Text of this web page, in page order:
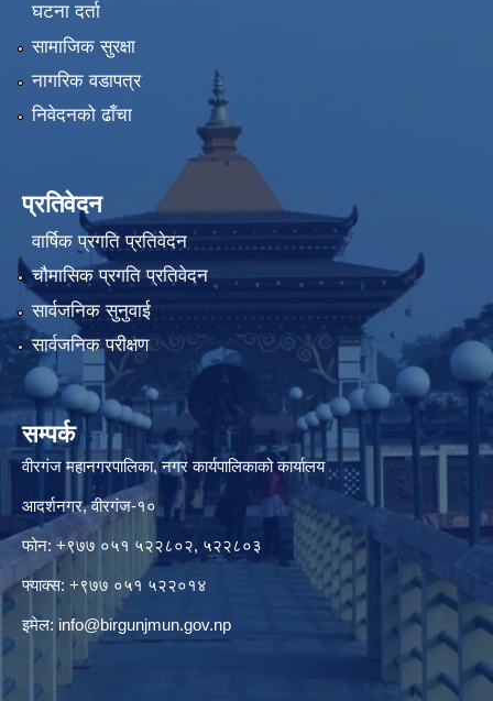
घटना दर्ता
सामाजिक सुरक्षा
नागरिक वडापत्र
निवेदनको ढाँचा
प्रतिवेदन
वार्षिक प्रगति प्रतिवेदन
चौमासिक प्रगति प्रतिवेदन
सार्वजनिक सुनुवाई
सार्वजनिक परीक्षण
सम्पर्क
वीरगंज महानगरपालिका, नगर कार्यपालिकाको कार्यालय
आदर्शनगर, वीरगंज-१०
फोन: +९७७ ०५१ ५२२८०२, ५२२८०३
फ्याक्स: +९७७ ०५१ ५२२०१४
इमेल: info@birgunjmun.gov.np